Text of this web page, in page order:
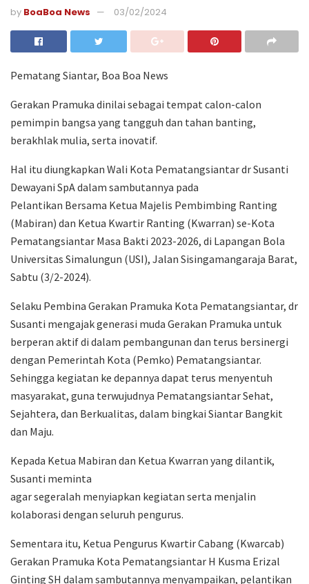
by BoaBoa News 03/02/2024
Pematang Siantar, Boa Boa News
Gerakan Pramuka dinilai sebagai tempat calon-calon
pemimpin bangsa yang tangguh dan tahan banting,
berakhlak mulia, serta inovatif.
Hal itu diungkapkan Wali Kota Pematangsiantar dr Susanti
Dewayani SpA dalam sambutannya pada
Pelantikan Bersama Ketua Majelis Pembimbing Ranting
(Mabiran) dan Ketua Kwartir Ranting (Kwarran) se-Kota
Pematangsiantar Masa Bakti 2023-2026, di Lapangan Bola
Universitas Simalungun (USI), Jalan Sisingamangaraja Barat,
Sabtu (3/2-2024).
Selaku Pembina Gerakan Pramuka Kota Pematangsiantar, dr
Susanti mengajak generasi muda Gerakan Pramuka untuk
berperan aktif di dalam pembangunan dan terus bersinergi
dengan Pemerintah Kota (Pemko) Pematangsiantar.
Sehingga kegiatan ke depannya dapat terus menyentuh
masyarakat, guna terwujudnya Pematangsiantar Sehat,
Sejahtera, dan Berkualitas, dalam bingkai Siantar Bangkit
dan Maju.
Kepada Ketua Mabiran dan Ketua Kwarran yang dilantik,
Susanti meminta
agar segeralah menyiapkan kegiatan serta menjalin
kolaborasi dengan seluruh pengurus.
Sementara itu, Ketua Pengurus Kwartir Cabang (Kwarcab)
Gerakan Pramuka Kota Pematangsiantar H Kusma Erizal
Ginting SH dalam sambutannya menyampaikan, pelantikan